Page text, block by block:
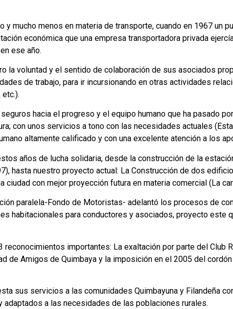
y mucho menos en materia de transporte, cuando en 1967 un
económica que una empresa transportadora privada
ese año.
la voluntad y el sentido de colaboración de sus asociados
de trabajo, para ir incursionando en otras actividades
hacia el progreso y el equipo humano que ha pasado
con unos servicios a tono con las necesidades actuales
altamente calificado y con una excelente atención a los
años de lucha solidaria, desde la construcción de la
hasta nuestro proyecto actual: La Construcción de dos
con mejor proyección futura en materia comercial (La
paralela-Fondo de Motoristas- adelantó los procesos de
habitacionales para conductores y asociados, proyecto este
reconocimientos importantes: La exaltación por parte del Club
de Amigos de Quimbaya y la imposición en el 2005 del
sus servicios a las comunidades Quimbayuna y Filandeña
a las necesidades de las poblaciones rurales.